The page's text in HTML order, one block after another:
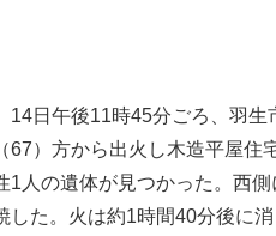
14日午後11時45分ごろ、羽生
（67）方から出火し木造平屋住
1人の遺体が見つかった。西
した。火は約1時間40分後に消